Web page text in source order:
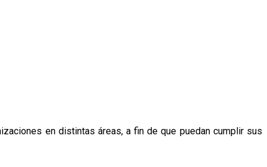
en distintas áreas, a fin de que puedan cumplir sus